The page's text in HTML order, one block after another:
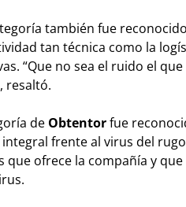
también fue reconocido
tan técnica como la
“Que no sea el ruido el
resaltó.
de Obtentorfue
frente al virus del
que ofrece la compañía y